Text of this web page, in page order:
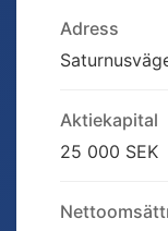
Adress
Aktiekapital
25 000 SEK